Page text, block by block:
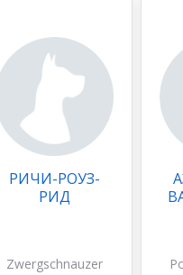
РИЧИ-РОУЗ-
РИД
Zwergschnauzer